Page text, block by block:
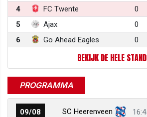
4
FC Twente 0
5
Ajax 0
6
Go Ahead Eagles 0
BEKIJK DE HELE STAND
PROGRAMMA
09/08 SC Heerenveen